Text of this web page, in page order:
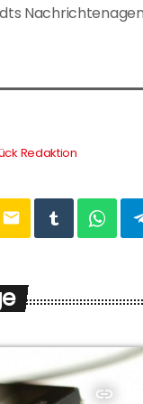
Redaktion
email
insert_link